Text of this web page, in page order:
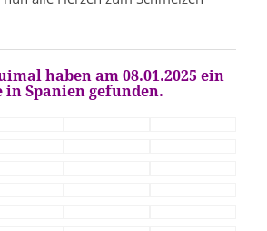
haben am 08.01.2025 ein
in Spanien gefunden.